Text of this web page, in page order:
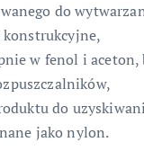
do
w fenol i
do
jako nylon.